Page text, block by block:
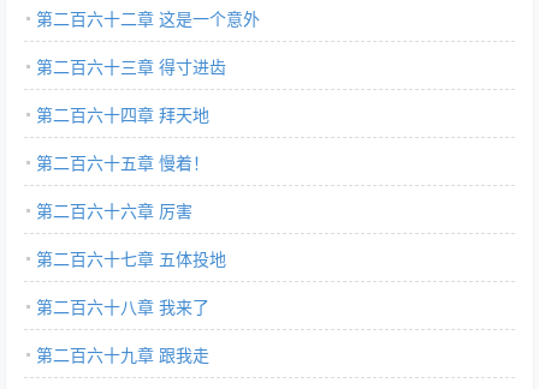
第二百六十二章 这是一个意外
第二百六十三章 得寸进齿
第二百六十四章 拜天地
第二百六十五章 慢着！
第二百六十六章 厉害
第二百六十七章 五体投地
第二百六十八章 我来了
第二百六十九章 跟我走